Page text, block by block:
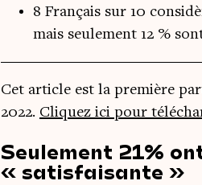
8 Français sur 10
mais seulement 12 %
Cet article est la pre­mière
2022. Cli­quez ici pour
Seulement 21%
« satisfaisante »